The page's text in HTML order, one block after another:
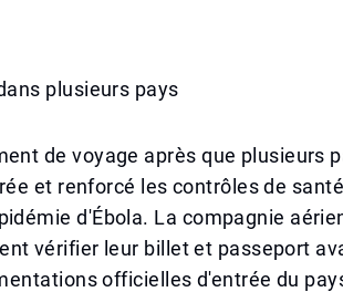
plusieurs pays
de voyage après que plusieurs
et renforcé les contrôles de
d'Ébola. La compagnie
vérifier leur billet et passeport
officielles d'entrée du